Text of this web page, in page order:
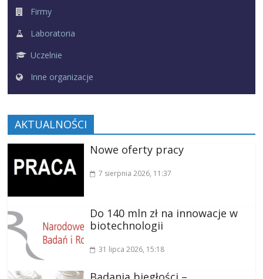
Firmy
Laboratoria
Uczelnie
Inne organizacje
AKTUALNOŚCI
Nowe oferty pracy
7 sierpnia 2026, 11:37
Do 140 mln zł na innowacje w
biotechnologii
31 lipca 2026, 15:18